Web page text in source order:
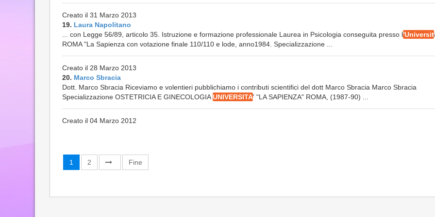
Creato il 31 Marzo 2013
19. Laura Napolitano
... con Legge 56/89, articolo 35. Istruzione e formazione professionale Laurea in Psicologia conseguita presso l'Universit
ROMA "La Sapienza con votazione finale 110/110 e lode, anno1984. Specializzazione ...
Creato il 28 Marzo 2013
20. Marco Sbracia
Dott. Marco Sbracia Riceviamo e volentieri pubblichiamo i contributi scientifici del dott Marco Sbracia Marco Sbracia
Specializzazione OSTETRICIA E GINECOLOGIAUNIVERSITA' "LA SAPIENZA" ROMA, (1987-90) ...
Creato il 04 Marzo 2012
1 2 Fine